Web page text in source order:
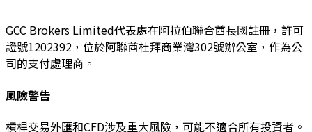
GCC Brokers Limited代表處在阿拉伯聯合酋長國註冊，許可
證號1202392，位於阿聯酋杜拜商業灣302號辦公室，作為公
司的支付處理商。
風險警告
槓桿交易外匯和CFD涉及重大風險，可能不適合所有投資者。